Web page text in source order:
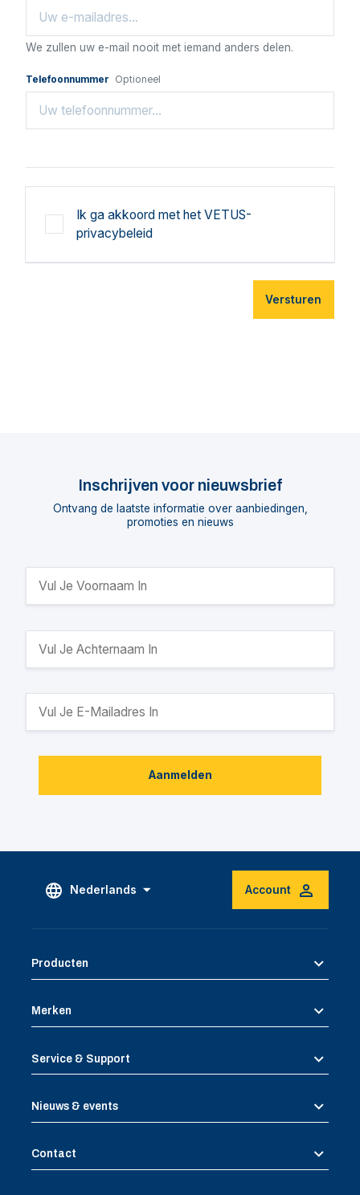
We zullen uw e-mail nooit met iemand anders delen.
Telefoonnummer Optioneel
Ik ga akkoord met het VETUS-
privacybeleid
Versturen
Inschrijven voor nieuwsbrief
Ontvang de laatste informatie over aanbiedingen,
promoties en nieuws
Aanmelden
Nederlands Account
Producten
Merken
Service & Support
Nieuws & events
Contact